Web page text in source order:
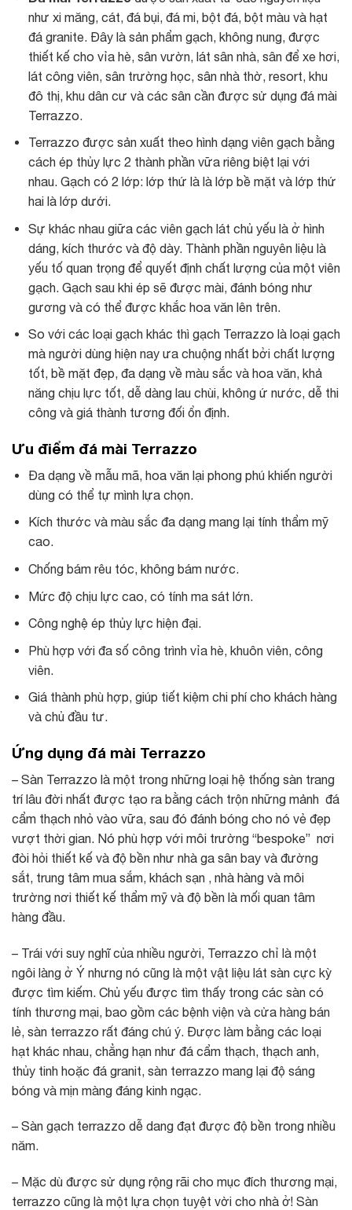
như xi măng, cát, đá bụi, đá mi, bột đá, bột màu và hạt
đá granite. Đây là sản phẩm gạch, không nung, được
thiết kế cho vỉa hè, sân vườn, lát sân nhà, sân để xe hơi,
lát công viên, sân trường học, sân nhà thờ, resort, khu
đô thị, khu dân cư và các sân cần được sử dụng đá mài
Terrazzo.
Terrazzo được sản xuất theo hình dạng viên gạch bằng
cách ép thủy lực 2 thành phần vữa riêng biệt lại với
nhau. Gạch có 2 lớp: lớp thứ là là lớp bề mặt và lớp thứ
hai là lớp dưới.
Sự khác nhau giữa các viên gạch lát chủ yếu là ở hình
dáng, kích thước và độ dày. Thành phần nguyên liệu là
yếu tố quan trọng để quyết định chất lượng của một viên
gạch. Gạch sau khi ép sẽ được mài, đánh bóng như
gương và có thể được khắc hoa văn lên trên.
So với các loại gạch khác thì gạch Terrazzo là loại gạch
mà người dùng hiện nay ưa chuộng nhất bởi chất lượng
tốt, bề mặt đẹp, đa dạng về màu sắc và hoa văn, khả
năng chịu lực tốt, dễ dàng lau chùi, không ứ nước, dễ thi
công và giá thành tương đối ổn định.
Ưu điểm đá mài Terrazzo
Đa dạng về mẫu mã, hoa văn lại phong phú khiến người
dùng có thể tự mình lựa chọn.
Kích thước và màu sắc đa dạng mang lại tính thẩm mỹ
cao.
Chống bám rêu tóc, không bám nước.
Mức độ chịu lực cao, có tính ma sát lớn.
Công nghệ ép thủy lực hiện đại.
Phù hợp với đa số công trình vỉa hè, khuôn viên, công
viên.
Giá thành phù hợp, giúp tiết kiệm chi phí cho khách hàng
và chủ đầu tư.
Ứng dụng đá mài Terrazzo
– Sàn Terrazzo là một trong những loại hệ thống sàn trang
trí lâu đời nhất được tạo ra bằng cách trộn những mảnh đá
cẩm thạch nhỏ vào vữa, sau đó đánh bóng cho nó vẻ đẹp
vượt thời gian. Nó phù hợp với môi trường “bespoke” nơi
đòi hỏi thiết kế và độ bền như nhà ga sân bay và đường
sắt, trung tâm mua sắm, khách sạn , nhà hàng và môi
trường nơi thiết kế thẩm mỹ và độ bền là mối quan tâm
hàng đầu.
– Trái với suy nghĩ của nhiều người, Terrazzo chỉ là một
ngôi làng ở Ý nhưng nó cũng là một vật liệu lát sàn cực kỳ
được tìm kiếm. Chủ yếu được tìm thấy trong các sàn có
tính thương mại, bao gồm các bệnh viện và cửa hàng bán
lẻ, sàn terrazzo rất đáng chú ý. Được làm bằng các loại
hạt khác nhau, chẳng hạn như đá cẩm thạch, thạch anh,
thủy tinh hoặc đá granit, sàn terrazzo mang lại độ sáng
bóng và mịn màng đáng kinh ngạc.
– Sàn gạch terrazzo dễ dang đạt được độ bền trong nhiều
năm.
– Mặc dù được sử dụng rộng rãi cho mục đích thương mại,
terrazzo cũng là một lựa chọn tuyệt vời cho nhà ở! Sàn